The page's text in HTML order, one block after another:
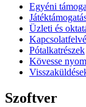
Egyéni
Üzleti és
Pótalkatrészek
Kövesse
Szoftver